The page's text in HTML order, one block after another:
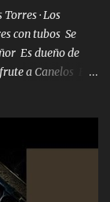
· Los
con tubos Se
Es dueño de
a Canelos Es
por eso hay
los deberes
tengo gente